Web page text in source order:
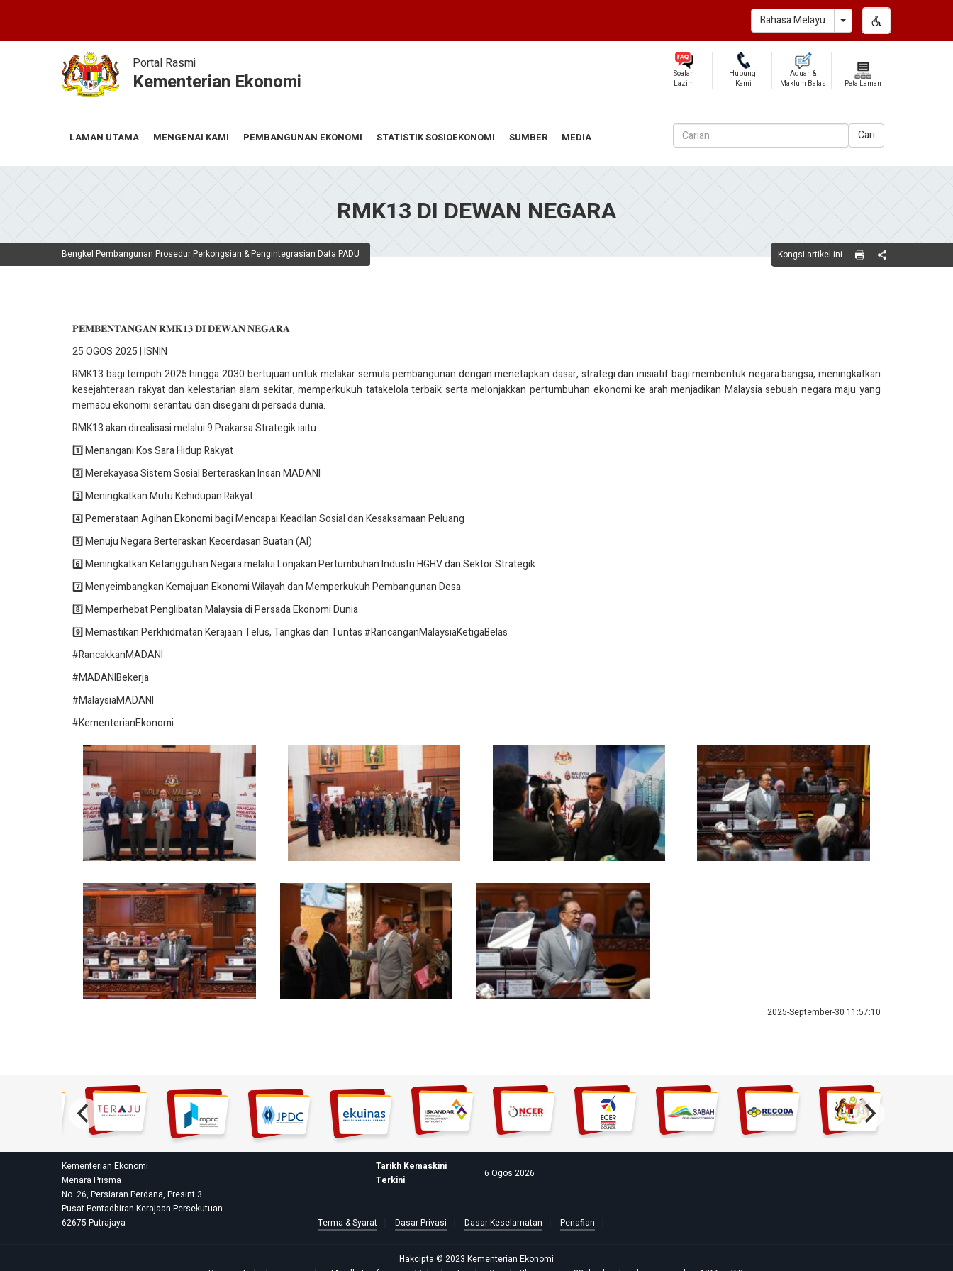
main
Bahasa Melayu Toggle Dropdown
Portal Rasmi
Kementerian Ekonomi
Soalan
Lazim
Hubungi
Kami
Aduan &
Maklum Balas
Peta Laman
LAMAN UTAMA MENGENAI KAMI PEMBANGUNAN EKONOMI STATISTIK SOSIOEKONOMI SUMBER MEDIA Cari
RMK13 DI DEWAN NEGARA
Bengkel Pembangunan Prosedur Perkongsian & Pengintegrasian Data PADU Kongsi artikel ini
Share
𝐏𝐄𝐌𝐁𝐄𝐍𝐓𝐀𝐍𝐆𝐀𝐍 𝐑𝐌𝐊𝟏𝟑 𝐃𝐈 𝐃𝐄𝐖𝐀𝐍 𝐍𝐄𝐆𝐀𝐑𝐀
25 OGOS 2025 | ISNIN
RMK13 bagi tempoh 2025 hingga 2030 bertujuan untuk melakar semula pembangunan dengan menetapkan dasar, strategi dan inisiatif bagi membentuk negara bangsa, meningkatkan
kesejahteraan rakyat dan kelestarian alam sekitar, memperkukuh tatakelola terbaik serta melonjakkan pertumbuhan ekonomi ke arah menjadikan Malaysia sebuah negara maju yang
memacu ekonomi serantau dan disegani di persada dunia.
RMK13 akan direalisasi melalui 9 Prakarsa Strategik iaitu:
1️⃣ Menangani Kos Sara Hidup Rakyat
2️⃣ Merekayasa Sistem Sosial Berteraskan Insan MADANI
3️⃣ Meningkatkan Mutu Kehidupan Rakyat
4️⃣ Pemerataan Agihan Ekonomi bagi Mencapai Keadilan Sosial dan Kesaksamaan Peluang
5️⃣ Menuju Negara Berteraskan Kecerdasan Buatan (AI)
6️⃣ Meningkatkan Ketangguhan Negara melalui Lonjakan Pertumbuhan Industri HGHV dan Sektor Strategik
7️⃣ Menyeimbangkan Kemajuan Ekonomi Wilayah dan Memperkukuh Pembangunan Desa
8️⃣ Memperhebat Penglibatan Malaysia di Persada Ekonomi Dunia
9️⃣ Memastikan Perkhidmatan Kerajaan Telus, Tangkas dan Tuntas #RancanganMalaysiaKetigaBelas
#RancakkanMADANI
#MADANIBekerja
#MalaysiaMADANI
#KementerianEkonomi
2025-September-30 11:57:10
Kementerian Ekonomi
Menara Prisma
No. 26, Persiaran Perdana, Presint 3
Pusat Pentadbiran Kerajaan Persekutuan
62675 Putrajaya
Tarikh Kemaskini
Terkini
6 Ogos 2026
Terma & Syarat Dasar Privasi Dasar Keselamatan Penafian
Hakcipta © 2023 Kementerian Ekonomi